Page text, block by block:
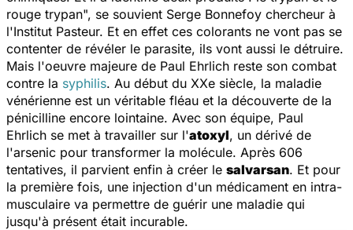
rouge trypan", se souvient Serge Bonnefoy chercheur à
l'Institut Pasteur. Et en effet ces colorants ne vont pas se
contenter de révéler le parasite, ils vont aussi le détruire.
Mais l'oeuvre majeure de Paul Ehrlich reste son combat
contre la syphilis. Au début du XXe siècle, la maladie
vénérienne est un véritable fléau et la découverte de la
pénicilline encore lointaine. Avec son équipe, Paul
Ehrlich se met à travailler sur l'atoxyl, un dérivé de
l'arsenic pour transformer la molécule. Après 606
tentatives, il parvient enfin à créer le salvarsan. Et pour
la première fois, une injection d'un médicament en intra-
musculaire va permettre de guérir une maladie qui
jusqu'à présent était incurable.